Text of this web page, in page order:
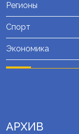
Регионы
Спорт
Экономика
АРХИВ